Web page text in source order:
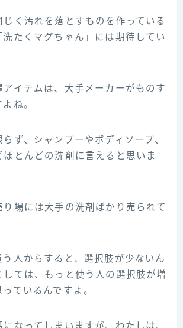
じく汚れを落とすものを作っている
洗たくマグちゃん」には期待してい
イテムは、大手メーカーがものす
ね。
ず、シャンプーやボディソープ、
とんどの洗剤に言えると思いま
り場には大手の洗剤ばかり売られて
う人からすると、選択肢が少ないん
しては、もっと使う人の選択肢が増
ているんですよ。
なってしまいますが、わたしは、